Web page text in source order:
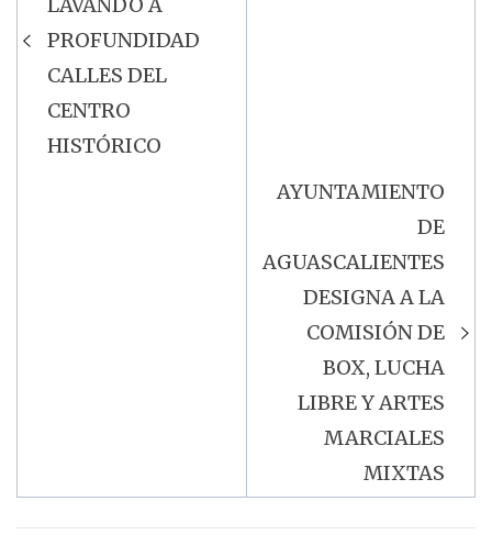
entradas
PROFUNDIDAD
CALLES DEL
CENTRO
HISTÓRICO
AYUNTAMIENTO
DE
AGUASCALIENTES
DESIGNA A LA
COMISIÓN DE
BOX, LUCHA
LIBRE Y ARTES
MARCIALES
MIXTAS